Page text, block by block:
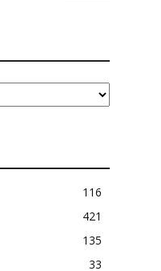
116
421
135
33